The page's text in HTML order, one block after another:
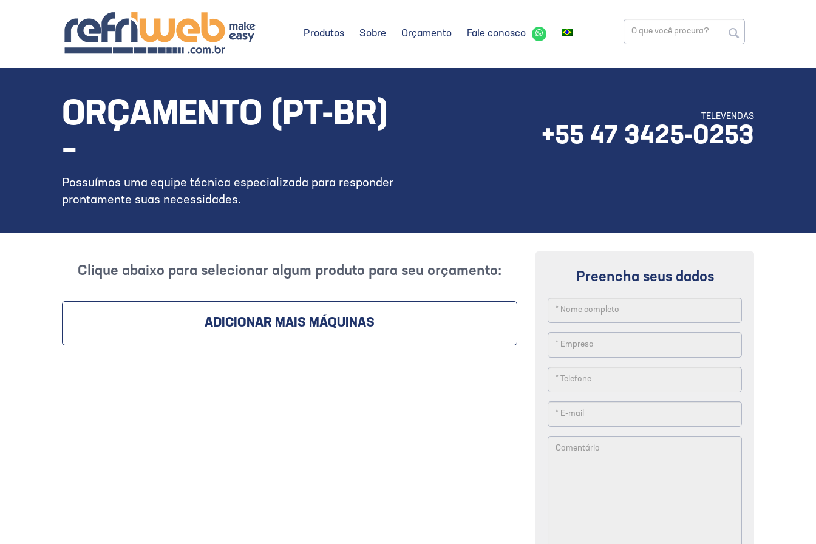
Produtos Sobre Orçamento Fale conosco
ORÇAMENTO (PT-BR)
–
Possuímos uma equipe técnica especializada para responder
prontamente suas necessidades.
TELEVENDAS
+55 47 3425-0253
Clique abaixo para selecionar algum produto para seu orçamento:
ADICIONAR MAIS MÁQUINAS
Preencha seus dados